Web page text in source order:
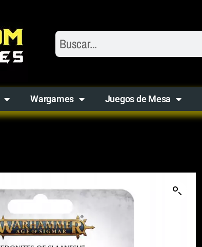
Wargames Juegos de Mesa